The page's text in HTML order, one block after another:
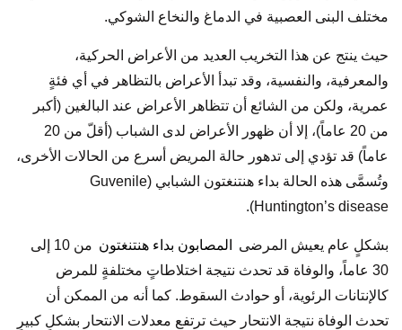
مختلف البنى العصبية في الدماغ والنخاع الشوكي.
حيث ينتج عن هذا التخريب العديد من الأعراض الحركية،
والمعرفية، والنفسية، وقد تبدأ الأعراض بالتظاهر في أي فئةٍ
عمرية، ولكن من الشائع أن تتظاهر الأعراض عند البالغين (أكبر
من 20 عاماً)، إلا أن ظهور الأعراض لدى الشباب (أقلّ من 20
عاماً) قد تؤدي إلى تدهور حالة المريض أسرع من الحالات الأخرى،
وتُسمَّى هذه الحالة بداء هنتنغتون الشبابي (Guvenile
Huntington’s disease).
بشكلٍ عام يعيش المرضى المصابون بداء هنتنغتون
من 10 إلى
30 عاماً، والوفاة قد تحدث نتيجة اختلاطاتٍ مختلفةٍ للمرض
كالإنتانات الرئوية، أو حوادث السقوط. كما أنه من الممكن أن
تحدث الوفاة نتيجة الانتحار حيث ترتفع معدلات الانتحار بشكلٍ كبيرٍ